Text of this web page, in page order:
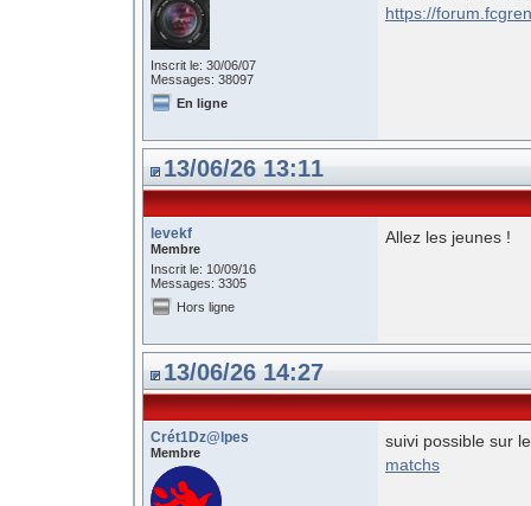
Inscrit le: 30/06/07
Messages: 38097
https://
En ligne
13/06/26 13:11
levekf
Membre
Inscrit le: 10/09/16
Messages: 3305
Allez les jeunes !
Hors ligne
13/06/26 14:27
Crét1Dz@lpes
Membre
suivi possible sur
matchs